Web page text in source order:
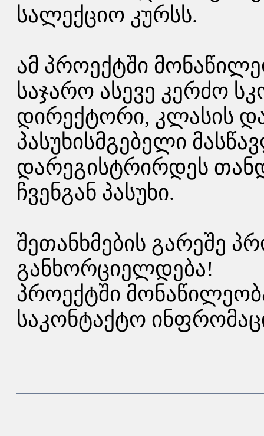
სალექციო კურსს.
ამ პროექტში
საჯარო ასევე კერძო
დირექტორი, კლასის
პასუხისმგებელი
დარეგისტრირდეს
ჩვენგან პასუხი.
შეთანხმების გარეშე
განხორციელდება!
პროექტში
საკონტაქტო